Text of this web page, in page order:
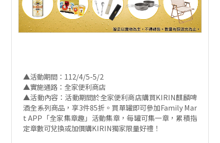
▲活動期間：112/4/5-5/2
▲實施通路：全家便利商店
▲活動內容：活動期間於全家便利商店購買KIRIN麒麟啤
酒全系列商品，享3件85折。買單罐即可參加Family Mar
t APP「全家集章趣」活動集章，每罐可集一章，累積指
定章數可兌換或加價購KIRIN獨家限量好禮！